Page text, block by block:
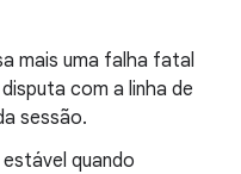
mais uma falha fatal
com a linha de
sessão.
quando